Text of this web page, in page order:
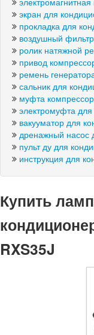
экран для
прокладка для
воздушный
ролик натяжной
привод
ремень
сальник для
муфта
электромуфта
вакууматор для
дренажный насос
пульт ду для
инструкция для
Купить
RXS35J